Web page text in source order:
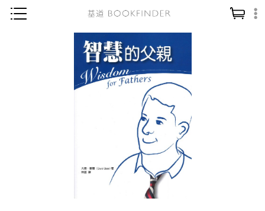
神學／教義
讀經／研經
聖經
信徒生活